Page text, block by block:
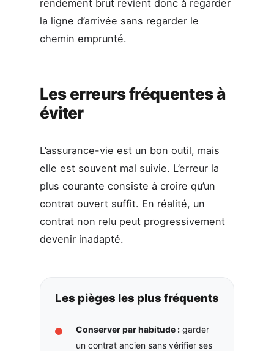
rendement brut revient donc à regarder
la ligne d’arrivée sans regarder le
chemin emprunté.
Les erreurs fréquentes à
éviter
L’assurance-vie est un bon outil, mais
elle est souvent mal suivie. L’erreur la
plus courante consiste à croire qu’un
contrat ouvert suffit. En réalité, un
contrat non relu peut progressivement
devenir inadapté.
Les pièges les plus fréquents
Conserver par habitude :garder
un contrat ancien sans vérifier ses